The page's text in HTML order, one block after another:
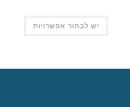
יש לבחור אפשרויות